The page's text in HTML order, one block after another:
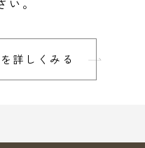
。
詳しくみる